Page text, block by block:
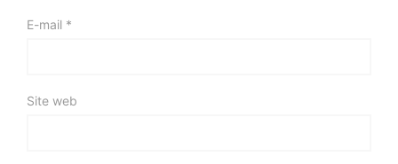
E-mail *
Site web